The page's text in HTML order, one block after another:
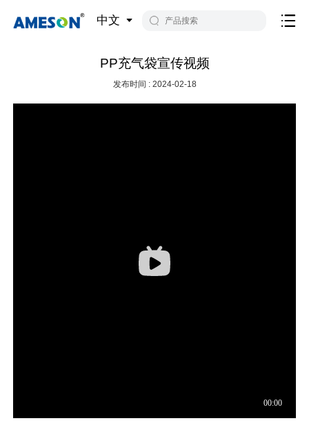
中文
PP充气袋宣传视频
发布时间 : 2024-02-18